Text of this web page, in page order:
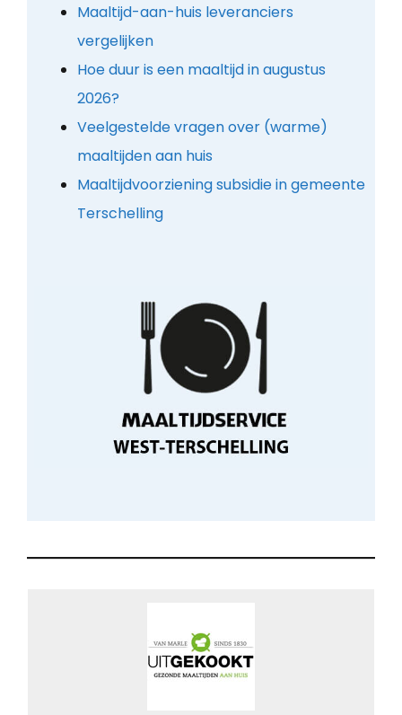
Maaltijd-aan-huis leveranciers
vergelijken
Hoe duur is een maaltijd in augustus
2026?
Veelgestelde vragen over (warme)
maaltijden aan huis
Maaltijdvoorziening subsidie in gemeente
Terschelling